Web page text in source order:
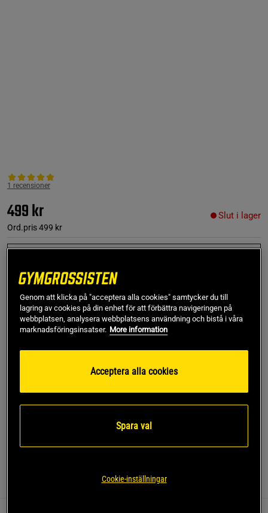
1 recensioner
499 kr
Ord.pris499 kr
Slut i lager
Produkt slut - notifiera mig via e-post
när produkter åter finns i lager.
Whitney Seamless Leggings från Gorilla Wear kombinerar
Recensioner(1)
Genom att klicka på "acceptera alla cookies" samtycker du till
lagring av cookies på din enhet för att förbättra navigeringen på
webbplatsen, analysera webbplatsens användning och bistå i våra
marknadsföringsinsatser. More information
Acceptera alla cookies
Spara val
Cookie-inställningar